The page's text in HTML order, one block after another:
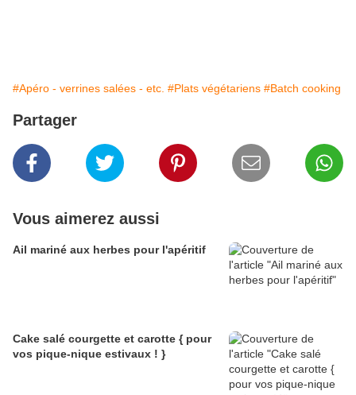
#Apéro - verrines salées - etc. #Plats végétariens #Batch cooking
Partager
Vous aimerez aussi
Ail mariné aux herbes pour l'apéritif
Cake salé courgette et carotte { pour
vos pique-nique estivaux ! }